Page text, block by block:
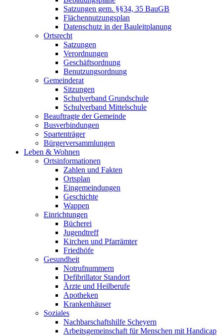
Satzungen gem. §§34, 35 BauGB
Flächennutzungsplan
Datenschutz in der Bauleitplanung
Ortsrecht
Satzungen
Verordnungen
Geschäftsordnung
Benutzungsordnung
Gemeinderat
Sitzungen
Schulverband Grundschule
Schulverband Mittelschule
Beauftragte der Gemeinde
Busverbindungen
Spartenträger
Bürgerversammlungen
Leben & Wohnen
Ortsinformationen
Zahlen und Fakten
Ortsplan
Eingemeindungen
Geschichte
Wappen
Einrichtungen
Bücherei
Jugendtreff
Kirchen und Pfarrämter
Friedhöfe
Gesundheit
Notrufnummern
Defibrillator Standort
Ärzte und Heilberufe
Apotheken
Krankenhäuser
Soziales
Nachbarschaftshilfe Scheyern
Arbeitsgemeinschaft für Menschen mit Handicap